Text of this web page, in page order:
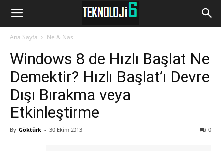
www.Teknoloji6.com
Ana Sayfa Ne & Nasıl
Windows 8 de Hızlı Başlat Ne
Demektir? Hızlı Başlat’ı Devre
Dışı Bırakma veya
Etkinleştirme
By Göktürk - 30 Ekim 2013 0